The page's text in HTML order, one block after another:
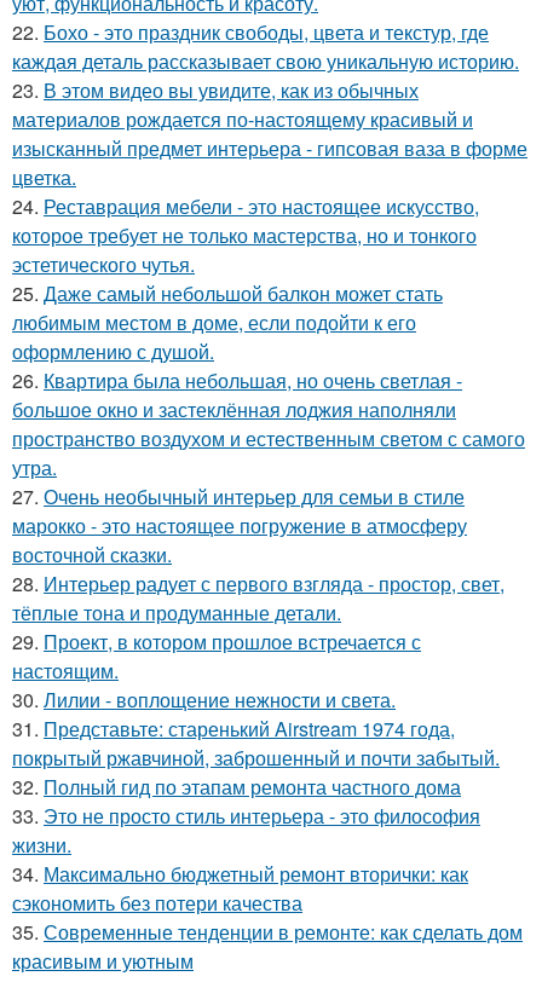
22. Бохо - это праздник свободы, цвета и текстур, где
каждая деталь рассказывает свою уникальную историю.
23. В этом видео вы увидите, как из обычных
материалов рождается по-настоящему красивый и
изысканный предмет интерьера - гипсовая ваза в форме
цветка.
24. Реставрация мебели - это настоящее искусство,
которое требует не только мастерства, но и тонкого
эстетического чутья.
25. Даже самый небольшой балкон может стать
любимым местом в доме, если подойти к его
оформлению с душой.
26. Квартира была небольшая, но очень светлая -
большое окно и застеклённая лоджия наполняли
пространство воздухом и естественным светом с самого
утра.
27. Очень необычный интерьер для семьи в стиле
марокко - это настоящее погружение в атмосферу
восточной сказки.
28. Интерьер радует с первого взгляда - простор, свет,
тёплые тона и продуманные детали.
29. Проект, в котором прошлое встречается с
настоящим.
30. Лилии - воплощение нежности и света.
31. Представьте: старенький Airstream 1974 года,
покрытый ржавчиной, заброшенный и почти забытый.
32. Полный гид по этапам ремонта частного дома
33. Это не просто стиль интерьера - это философия
жизни.
34. Максимально бюджетный ремонт вторички: как
сэкономить без потери качества
35. Современные тенденции в ремонте: как сделать дом
красивым и уютным